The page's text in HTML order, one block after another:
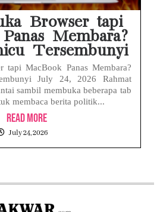
Browser tapi
Membara?
Tersembunyi
tapi MacBook Panas Membara?
July 24, 2026 Rahmat
sambil membuka beberapa tab
membaca berita politik...
Read More
July 24, 2026